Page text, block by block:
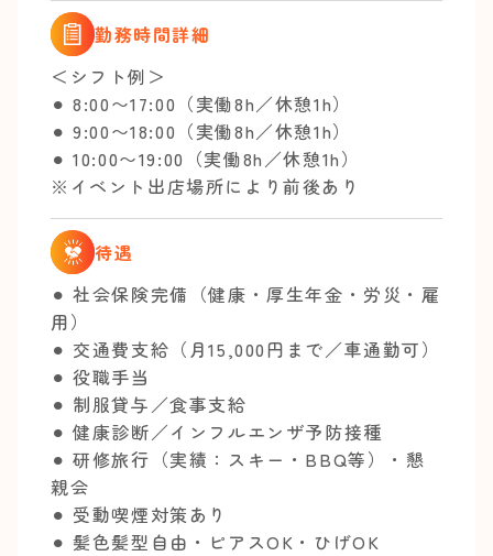
勤務時間詳細
＜シフト例＞
⚫︎ 8:00〜17:00（実働8h／休憩1h）
⚫︎ 9:00〜18:00（実働8h／休憩1h）
⚫︎ 10:00〜19:00（実働8h／休憩1h）
※イベント出店場所により前後あり
待遇
⚫︎ 社会保険完備（健康・厚生年金・労災・雇
用）
⚫︎ 交通費支給（月15,000円まで／車通勤可）
⚫︎ 役職手当
⚫︎ 制服貸与／食事支給
⚫︎ 健康診断／インフルエンザ予防接種
⚫︎ 研修旅行（実績：スキー・BBQ等）・懇
親会
⚫︎ 受動喫煙対策あり
⚫︎ 髪色髪型自由・ピアスOK・ひげOK